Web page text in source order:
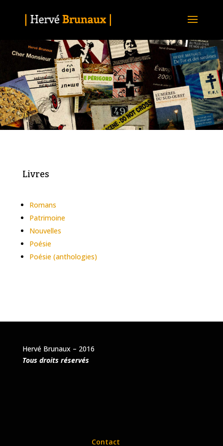
Livres
Romans
Patrimoine
Nouvelles
Poésie
Poésie (anthologies)
Hervé Brunaux – 2016
Tous droits réservés
Contact